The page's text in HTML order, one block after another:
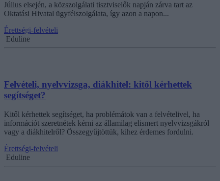
Július elsején, a közszolgálati tisztviselők napján zárva tart az
Oktatási Hivatal ügyfélszolgálata, így azon a napon...
Érettségi-felvételi
Eduline
Felvételi, nyelvvizsga, diákhitel: kitől kérhettek
segítséget?
Kitől kérhettek segítséget, ha problémátok van a felvételivel, ha
információt szeretnétek kérni az államilag elismert nyelvvizsgákról
vagy a diákhitelről? Összegyűjtöttük, kihez érdemes fordulni.
Érettségi-felvételi
Eduline